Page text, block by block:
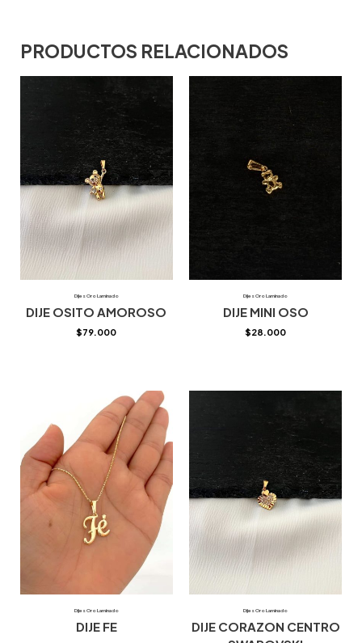
PRODUCTOS RELACIONADOS
Dijes Oro Laminado
DIJE OSITO AMOROSO
$79.000
Dijes Oro Laminado
DIJE MINI OSO
$28.000
Dijes Oro Laminado
DIJE FE
Dijes Oro Laminado
DIJE CORAZON CENTRO